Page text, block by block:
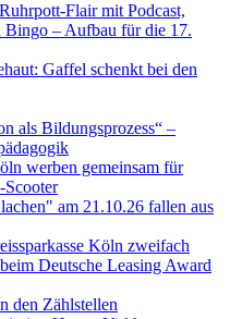
Flair mit Podcast,
Bingo – Aufbau für die 17.
Gaffel schenkt bei den
als Bildungsprozess“ –
werben gemeinsam für
Scooter
am 21.10.26 fallen aus
Köln zweifach
Deutsche Leasing Award
den Zählstellen